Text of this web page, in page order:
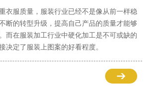
衣服质量，服装行业已经不是像从前一样稳
断的转型升级，提高自己产品的质量才能够
而在服装加工行业中硬化加工是不可或缺的
决定了服装上图案的好看程度。